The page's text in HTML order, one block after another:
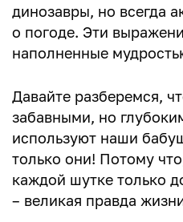
динозавры, но всегда
о погоде. Эти
наполненные
Давайте разберемся,
забавными, но
используют наши
только они! Потому
каждой шутке только
– великая правда